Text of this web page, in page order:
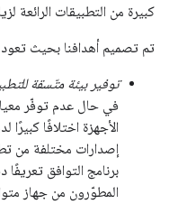
كبيرة من التطبيقات الرائعة
تم تصميم أهدافنا بحيث تعود
توفير بيئة متّسقة
في حال عدم توفّر
الأجهزة اختلافًا
إصدارات مختلفة من
برنامج التوافق تعريفًا
المطوّرون من جهاز